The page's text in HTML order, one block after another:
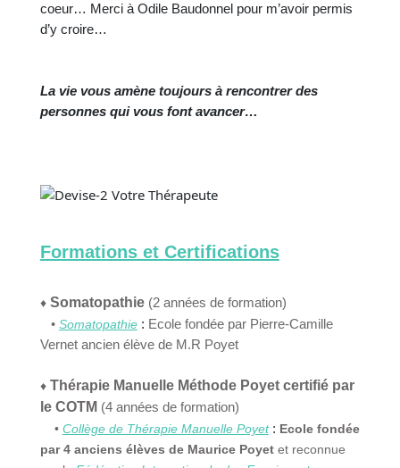
coeur… Merci à Odile Baudonnel pour m’avoir permis
d’y croire…
La vie vous amène toujours à rencontrer des
personnes qui vous font avancer…
Formations et Certifications
♦ Somatopathie (2 années de formation)
• Somatopathie : Ecole fondée par Pierre-Camille
Vernet ancien élève de M.R Poyet
♦ Thérapie Manuelle Méthode Poyet certifié par
le COTM (4 années de formation)
• Collège de Thérapie Manuelle Poyet: Ecole fondée
par 4 anciens élèves de Maurice Poyetet reconnue